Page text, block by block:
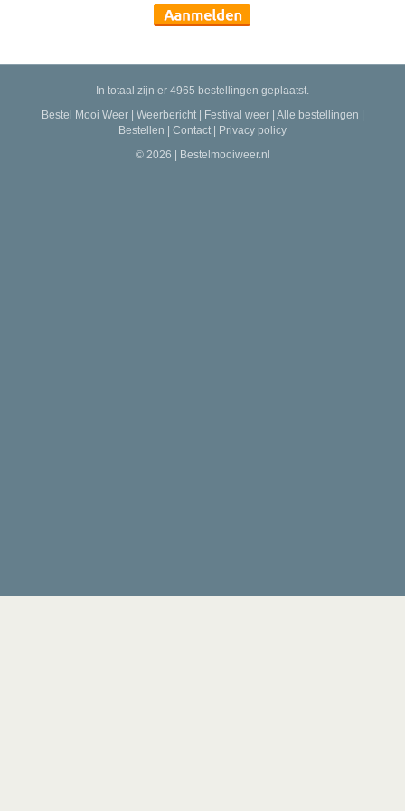
In totaal zijn er 4965 bestellingen geplaatst.
Bestel Mooi Weer| Weerbericht| Festival weer| Alle bestellingen
Bestellen
Contact
Privacy policy
© 2026 | Bestelmooiweer.nl